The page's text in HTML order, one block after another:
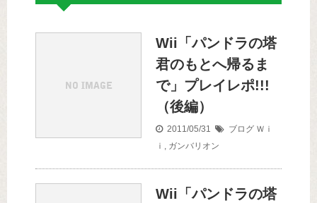
Wii「パンドラの塔
君のもとへ帰るま
で」プレイレポ!!!
（後編）
2011/05/31 ブログ Ｗｉ
ｉ , ガンバリオン
Wii「パンドラの塔